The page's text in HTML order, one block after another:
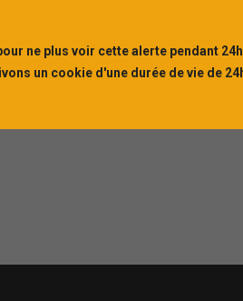
ne plus voir cette alerte pendant 24h
un cookie d'une durée de vie de